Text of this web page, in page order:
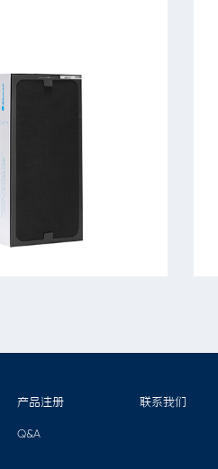
产品注册
Q&A
联系我们